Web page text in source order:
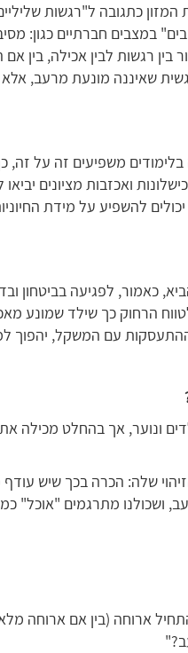
כתגובה ל"רגשות
במצבים חברתיים כגון:
רגשות לבין אכילה, בין אם
שאיננה מונעת מרעב,
בלימודים משפיעים זה על
ואכזבות מציונים
להשפיע על מידת
כאמור, לפגיעה בביטחון
הרחוק כך שילד שמונע
עם המשקל, יהפוך
ונוער, אך בהחלט מכילה
שלה: הכרה בכך שיש
ושכולנו מתרגמים "אוכל"
ארוחה (בין אם ארוחה